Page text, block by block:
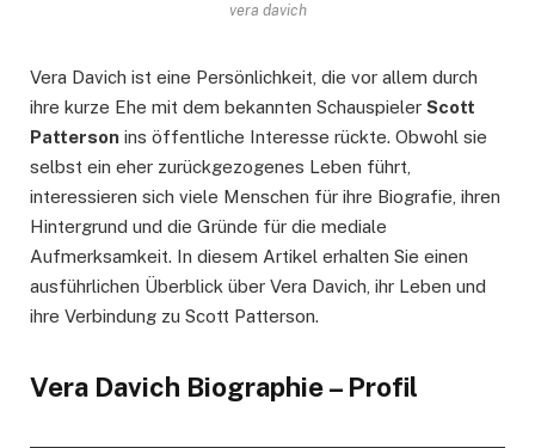
vera davich
Vera Davich ist eine Persönlichkeit, die vor allem durch
ihre kurze Ehe mit dem bekannten Schauspieler Scott
Patterson ins öffentliche Interesse rückte. Obwohl sie
selbst ein eher zurückgezogenes Leben führt,
interessieren sich viele Menschen für ihre Biografie, ihren
Hintergrund und die Gründe für die mediale
Aufmerksamkeit. In diesem Artikel erhalten Sie einen
ausführlichen Überblick über Vera Davich, ihr Leben und
ihre Verbindung zu Scott Patterson.
Vera Davich Biographie – Profil